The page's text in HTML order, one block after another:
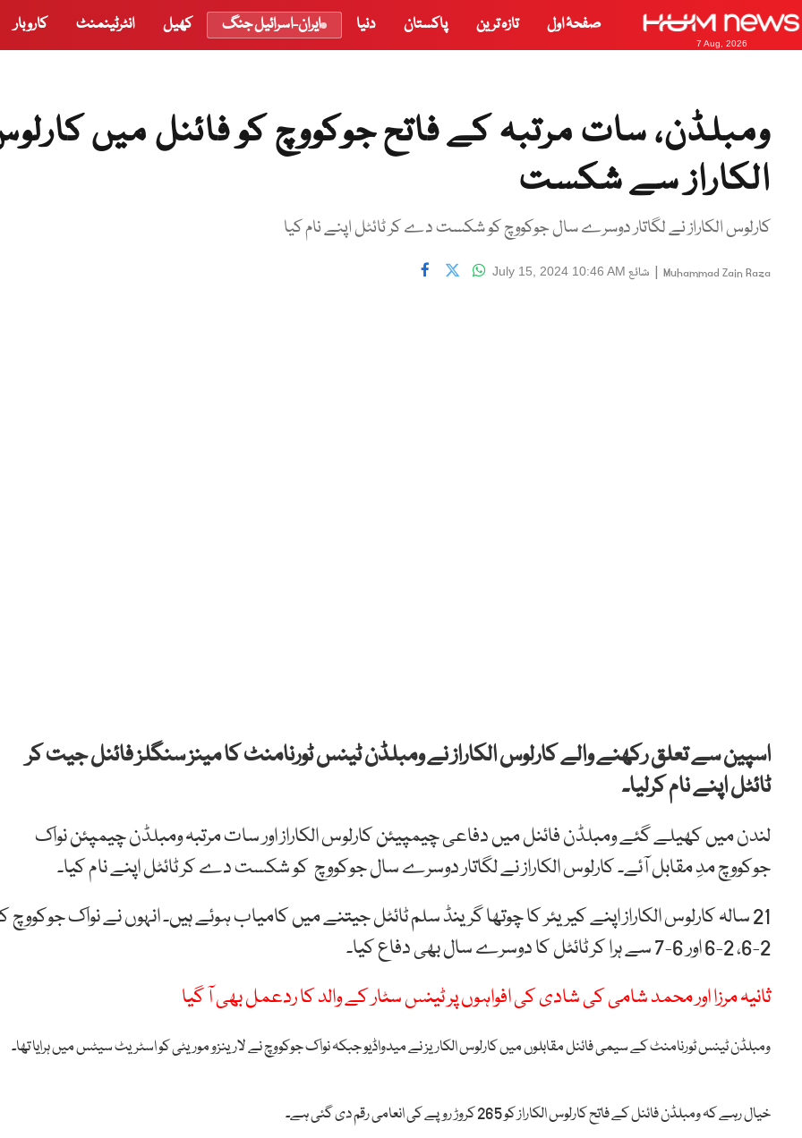
7 Aug, 2026
صفحۂ اول تازہ ترین پاکستان دنیا ایران-اسرائیل جنگ کھیل انٹرٹینمنٹ کاروبار
ومبلڈن، سات مرتبہ کے فاتح جوکووچ کو فائنل میں
الکاراز سے شکست
کارلوس الکاراز نے لگاتار دوسرے سال جوکووچ کو شکست دے کر ٹائٹل اپنے نام کیا
Muhammad Zain Raza
| شائع July 15, 2024 10:46 AM
اسپین سے تعلق رکھنے والے کارلوس الکاراز نے ومبلڈن ٹینس ٹورنامنٹ کا مینز سنگلز فائنل جیت کر
ٹائٹل اپنے نام کرلیا۔
لندن میں کھیلے گئے ومبلڈن فائنل میں دفاعی چیمپیئن کارلوس الکاراز اور سات مرتبہ ومبلڈن چیمپئن نواک
جوکووچ مدِ مقابل آئے۔ کارلوس الکاراز نے لگاتار دوسرے سال جوکووچ کو شکست دے کر ٹائٹل اپنے نام کیا۔
21 سالہ کارلوس الکاراز اپنے کیریئر کا چوتھا گرینڈ سلم ٹائٹل جیتنے میں کامیاب ہوئے ہیں۔ انہوں نے نواک جوکووچ
2-6، 2-6 اور 6-7 سے ہرا کر ٹائٹل کا دوسرے سال بھی دفاع کیا۔
ثانیہ مرزا اور محمد شامی کی شادی کی افواہوں پر ٹینس سٹار کے والد کا ردعمل بھی آ گیا
ومبلڈن ٹینس ٹورنامنٹ کے سیمی فائنل مقابلوں میں کارلوس الکاریز نے میدواڈیو جبکہ نواک جوکووچ نے لارینزو موریٹی کو اسٹریٹ سیٹس میں ہرایا تھا۔
خیال رہے کہ ومبلڈن فائنل کے فاتح کارلوس الکاراز کو 265 کروڑ روپے کی انعامی رقم دی گئی ہے۔